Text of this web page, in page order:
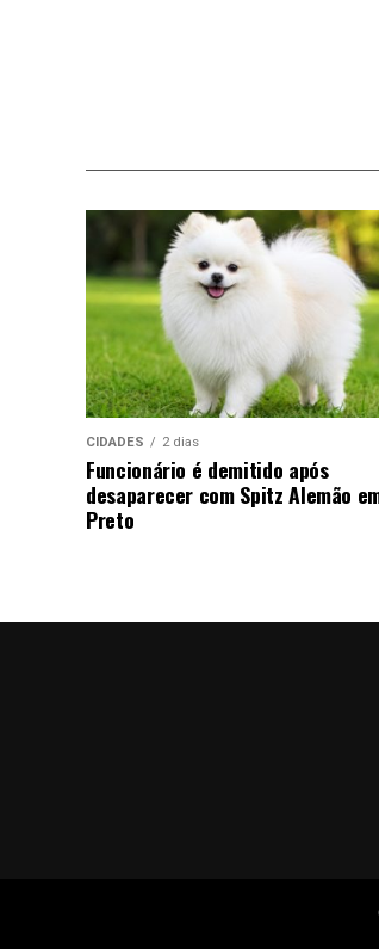
CIDADES 2 dias
Funcionário é demitido após
desaparecer com Spitz Alemão
Preto